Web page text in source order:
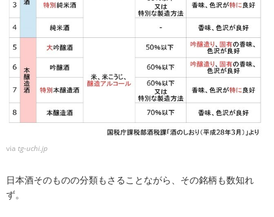
via tg-uchi.jp
日本酒そのものの分類もさることながら、その銘柄も数知れ
ず。